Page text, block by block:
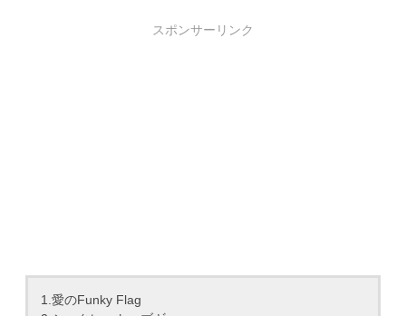
スポンサーリンク
1.愛のFunky Flag